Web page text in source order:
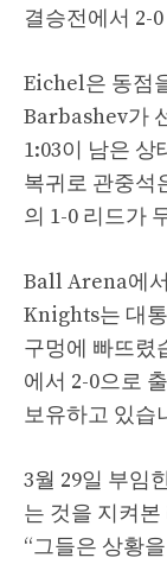
결승전에서 2-
Eichel은 동점
Barbashev가
1:03이 남은
복귀로 관중석
의 1-0 리드가
Ball Arena에
Knights는 대
구멍에 빠뜨렸
에서 2-0으로
보유하고 있습
3월 29일 부임
는 것을 지켜
“그들은 상황